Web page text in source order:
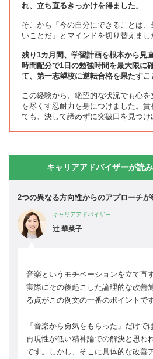
れ、立ち直るきっかけを得ました 。
そこから「今の自分にできることは
いことだ」とマインドを切り替えまし
残り1カ月間、学習計画を根本から見
時間配分で1日の勉強時間を最大限に
て、第一志望校に逆転合格を果たすこ
この経験から、絶望的な状況でも心
を尽くす忍耐力を身につけました。
ても、決して諦めずに突破口を見つけ
キャリアアドバイザーが読み
2つの異なる方向性からのアプローチ
キャリアアドバイザー
辻 華菜子
音楽というモチベーションを立て直
実際にその後起こした論理的な改善
る点がこの例文の一番のポイントです
「音楽から勇気をもらった」だけで
再現性が低い精神論での解決と思わ
です。しかし、そこに具体的な改善